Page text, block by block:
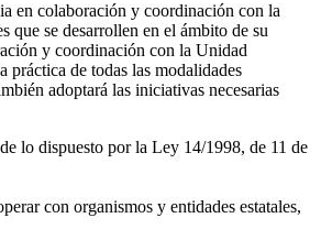
en colaboración y coordinación con la
se desarrollen en el ámbito de su
y coordinación con la Unidad
de todas las modalidades
adoptará las iniciativas necesarias
lo dispuesto por la Ley 14/1998, de 11 de
con organismos y entidades estatales,